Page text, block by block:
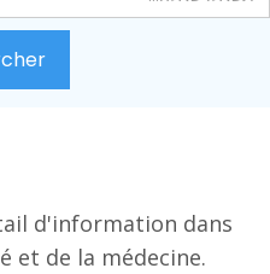
d'information dans
et de la médecine.